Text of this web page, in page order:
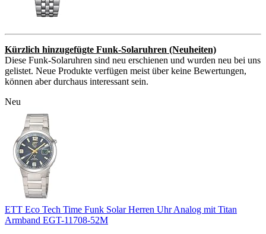
Kürzlich hinzugefügte Funk-Solaruhren (Neuheiten)
Diese Funk-Solaruhren sind neu erschienen und wurden neu bei uns
gelistet. Neue Produkte verfügen meist über keine Bewertungen,
können aber durchaus interessant sein.
Neu
ETT Eco Tech Time Funk Solar Herren Uhr Analog mit Titan
Armband EGT-11708-52M